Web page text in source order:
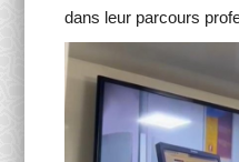
dans leur parcours